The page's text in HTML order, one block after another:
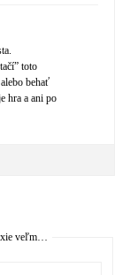
toto
behať
hra a ani po
veľm…